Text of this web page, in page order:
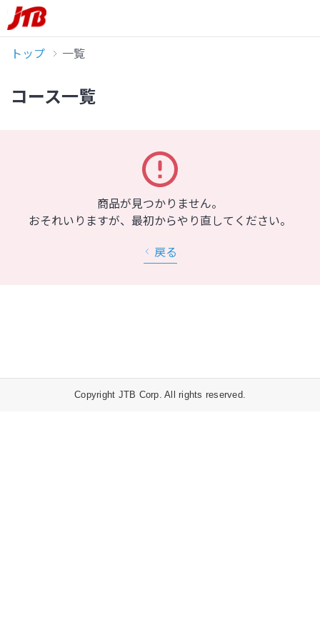
トップ 一覧
コース一覧
商品が見つかりません。
おそれいりますが、最初からやり直してください。
戻る
Copyright JTB Corp. All rights reserved.